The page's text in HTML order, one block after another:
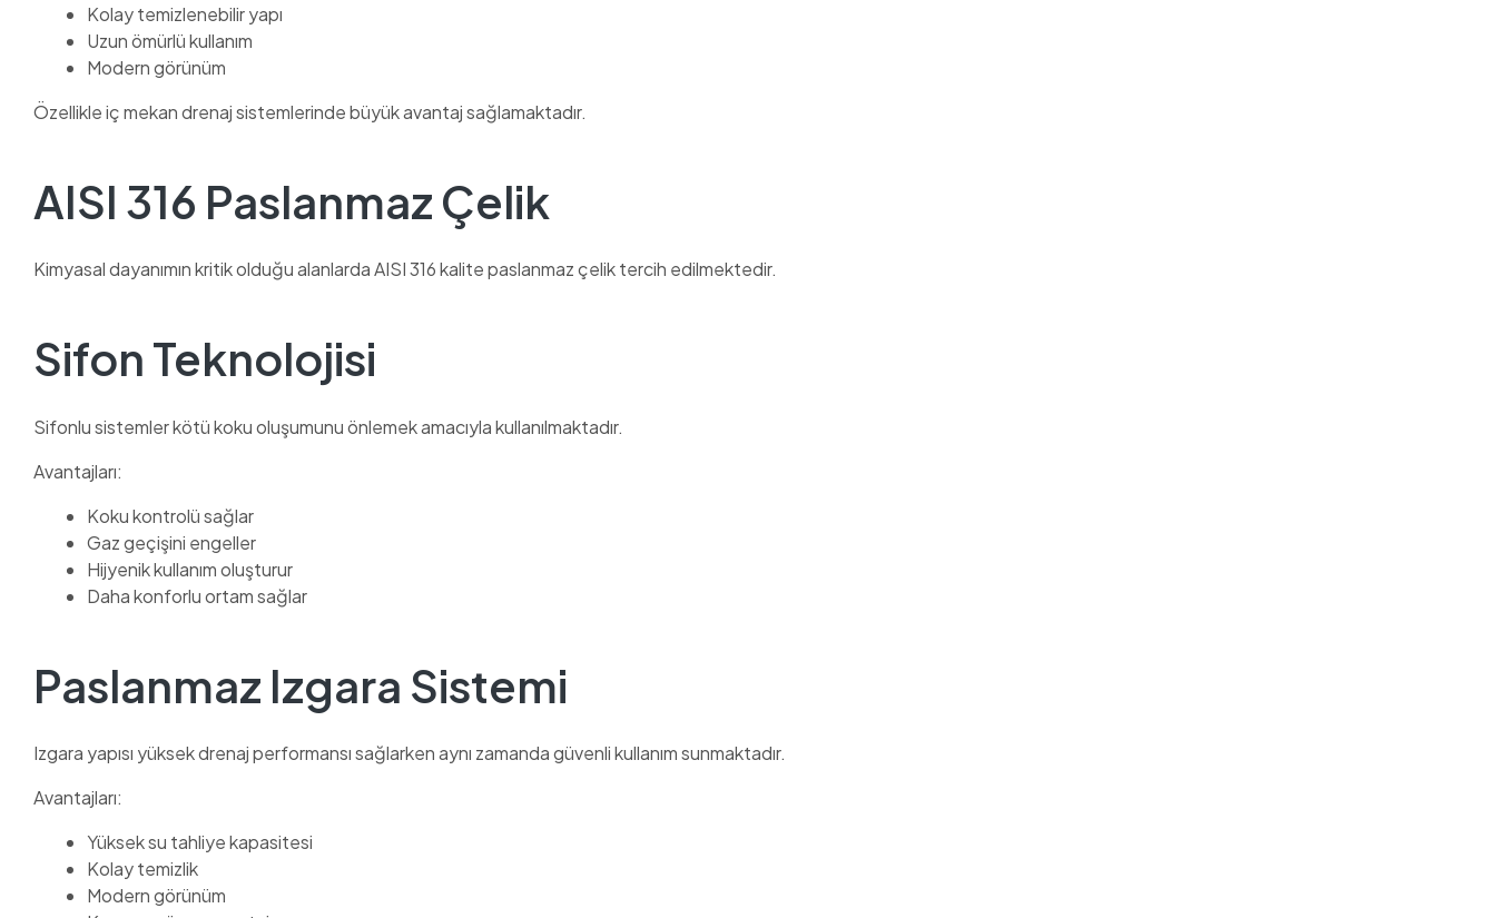
Kolay temizlenebilir yapı
Uzun ömürlü kullanım
Modern görünüm
Özellikle iç mekan drenaj sistemlerinde büyük avantaj sağlamaktadır.
AISI 316 Paslanmaz Çelik
Kimyasal dayanımın kritik olduğu alanlarda AISI 316 kalite paslanmaz çelik tercih edilmektedir.
Sifon Teknolojisi
Sifonlu sistemler kötü koku oluşumunu önlemek amacıyla kullanılmaktadır.
Avantajları:
Koku kontrolü sağlar
Gaz geçişini engeller
Hijyenik kullanım oluşturur
Daha konforlu ortam sağlar
Paslanmaz Izgara Sistemi
Izgara yapısı yüksek drenaj performansı sağlarken aynı zamanda güvenli kullanım sunmaktadır.
Avantajları:
Yüksek su tahliye kapasitesi
Kolay temizlik
Modern görünüm